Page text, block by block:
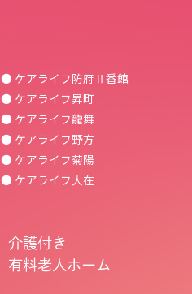
● ケアライフ防府Ⅱ番館
● ケアライフ昇町
● ケアライフ龍舞
● ケアライフ野方
● ケアライフ菊陽
● ケアライフ大在
介護付き
有料老人ホーム